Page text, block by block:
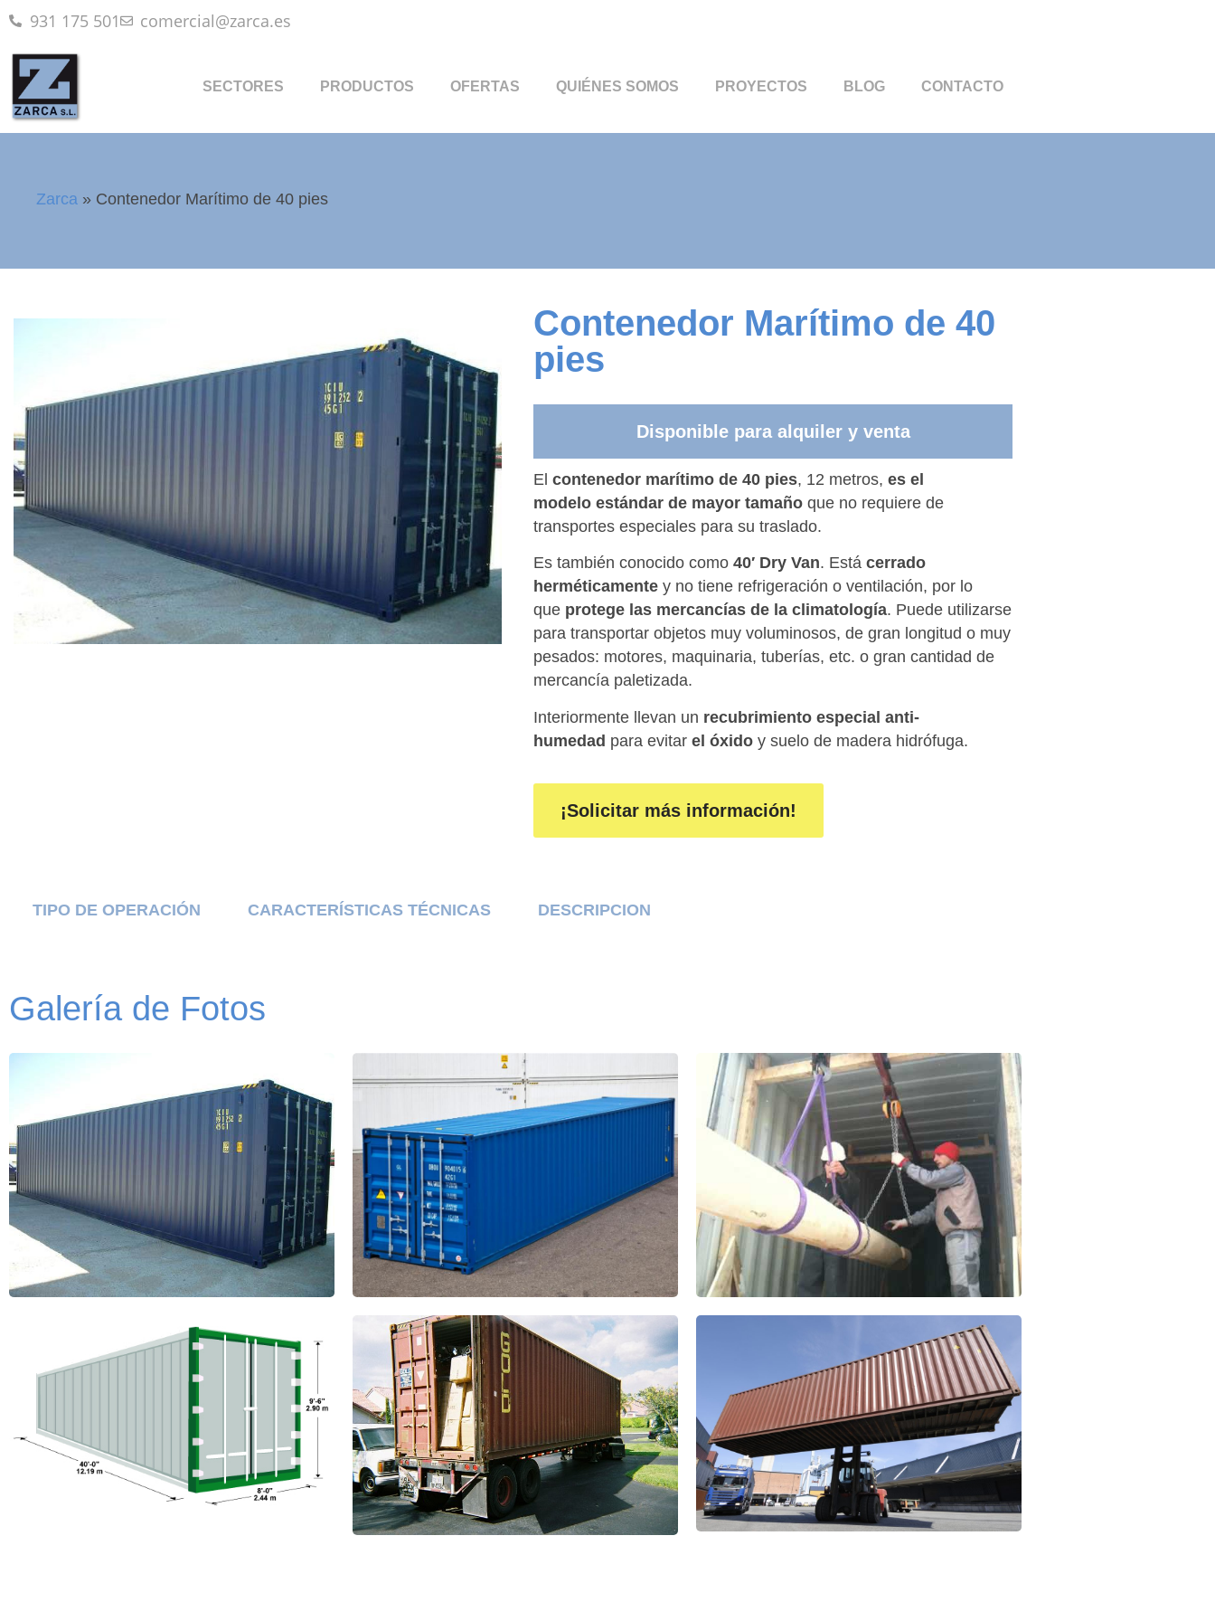
931 175 501 comercial@zarca.es
SECTORES PRODUCTOS OFERTAS QUIÉNES SOMOS PROYECTOS BLOG CONTACTO
Zarca » Contenedor Marítimo de 40 pies
Contenedor Marítimo de 40
pies
Disponible para alquiler y venta
El contenedor marítimo de 40 pies, 12 metros, es el
modelo estándar de mayor tamaño que no requiere de
transportes especiales para su traslado.
Es también conocido como 40′ Dry Van. Está cerrado
herméticamente y no tiene refrigeración o ventilación, por lo
que protege las mercancías de la climatología. Puede utilizarse
para transportar objetos muy voluminosos, de gran longitud o muy
pesados: motores, maquinaria, tuberías, etc. o gran cantidad de
mercancía paletizada.
Interiormente llevan un recubrimiento especial anti-
humedad para evitar el óxido y suelo de madera hidrófuga.
¡Solicitar más información!
TIPO DE OPERACIÓN CARACTERÍSTICAS TÉCNICAS DESCRIPCION
Galería de Fotos